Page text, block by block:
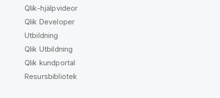
Qlik-hjälpvideor
Qlik Developer
Utbildning
Qlik Utbildning
Qlik kundportal
Resursbibliotek